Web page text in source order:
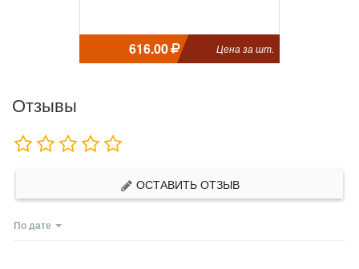
616.00 Цена за шт.
Отзывы
ОСТАВИТЬ ОТЗЫВ
По дате